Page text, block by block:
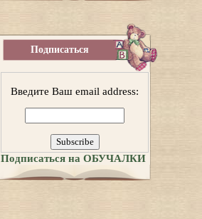
Подписаться
Введите Ваш email address:
Подписаться на ОБУЧАЛКИ